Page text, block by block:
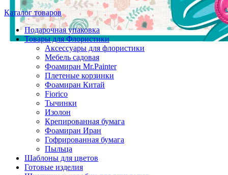
Каталог товаров
Подарочная упаковка
Товары для Флористики
Аксессуары для флористики
Мебель садовая
Фоамиран Mr.Painter
Плетеные корзинки
Фоамиран Китай
Fiorico
Тычинки
Изолон
Крепированная бумага
Фоамиран Иран
Гофрированная бумага
Пыльца
Шаблоны для цветов
Готовые изделия